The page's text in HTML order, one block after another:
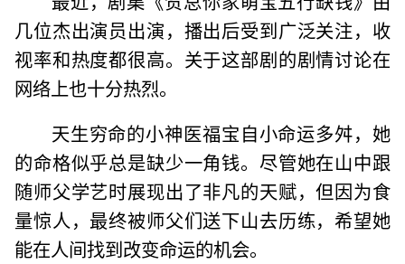
几位杰出演员出演，播出后受到广泛关注，收
视率和热度都很高。关于这部剧的剧情讨论在
网络上也十分热烈。
天生穷命的小神医福宝自小命运多舛，她
的命格似乎总是缺少一角钱。尽管她在山中跟
随师父学艺时展现出了非凡的天赋，但因为食
量惊人，最终被师父们送下山去历练，希望她
能在人间找到改变命运的机会。